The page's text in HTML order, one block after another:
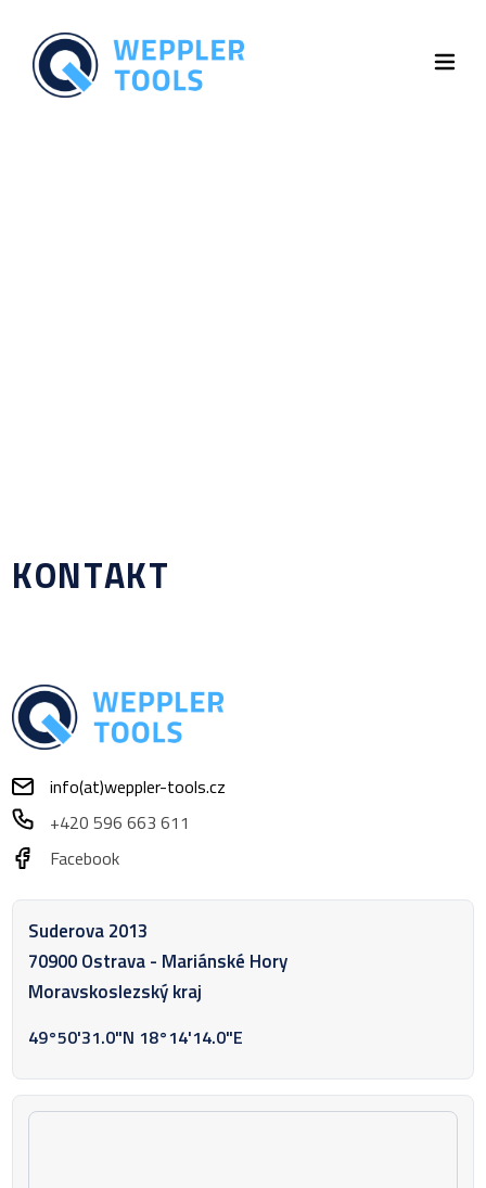
KONTAKT
info(at)weppler-tools.cz
+420 596 663 611
Facebook
Suderova 2013
70900 Ostrava - Mariánské Hory
Moravskoslezský kraj
49°50'31.0"N 18°14'14.0"E